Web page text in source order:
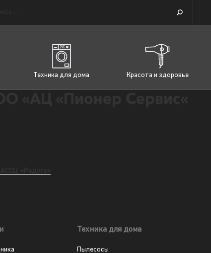
Техника для дома Красота и здоровье
Техника для дома
Пылесосы